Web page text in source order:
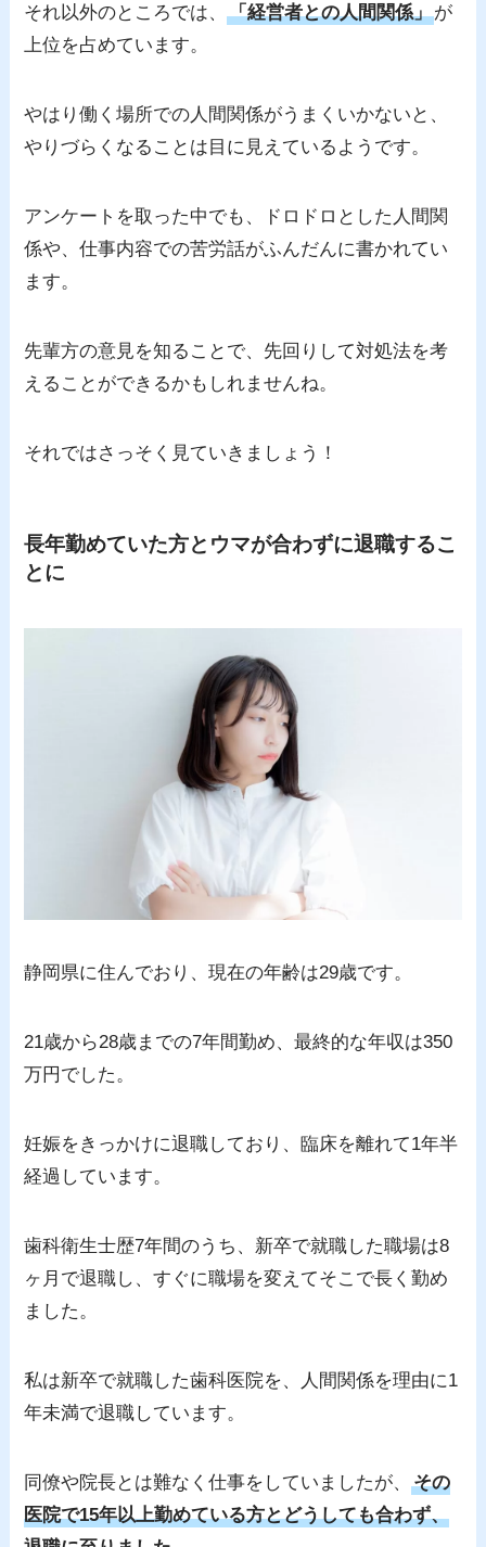
それ以外のところでは、「経営者との人間関係」が
上位を占めています。
やはり働く場所での人間関係がうまくいかないと、
やりづらくなることは目に見えているようです。
アンケートを取った中でも、ドロドロとした人間関
係や、仕事内容での苦労話がふんだんに書かれてい
ます。
先輩方の意見を知ることで、先回りして対処法を考
えることができるかもしれませんね。
それではさっそく見ていきましょう！
長年勤めていた方とウマが合わずに退職するこ
とに
静岡県に住んでおり、現在の年齢は29歳です。
21歳から28歳までの7年間勤め、最終的な年収は350
万円でした。
妊娠をきっかけに退職しており、臨床を離れて1年半
経過しています。
歯科衛生士歴7年間のうち、新卒で就職した職場は8
ヶ月で退職し、すぐに職場を変えてそこで長く勤め
ました。
私は新卒で就職した歯科医院を、人間関係を理由に1
年未満で退職しています。
同僚や院長とは難なく仕事をしていましたが、その
医院で15年以上勤めている方とどうしても合わず、